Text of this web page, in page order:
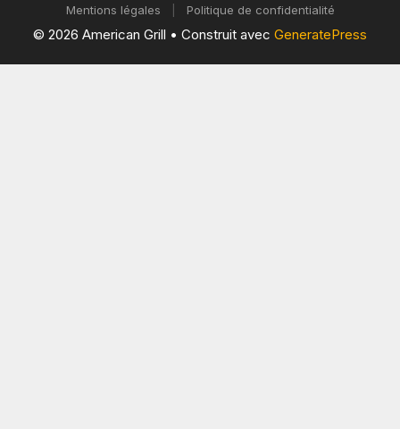
Mentions légales Politique de confidentialité
© 2026 American Grill • Construit avec GeneratePress